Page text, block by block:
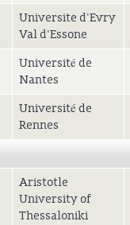
Universite d'Evry
Val d'Essone
Université de
Nantes
Université de
Rennes
Aristotle
University of
Thessaloniki